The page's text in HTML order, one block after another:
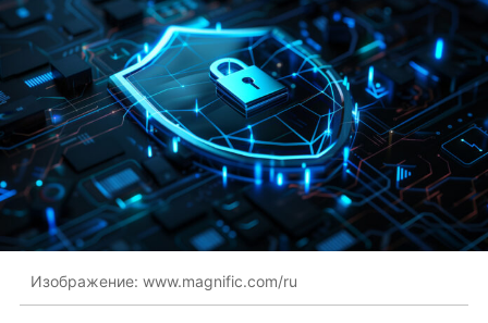
Изображение: www.magnific.com/ru